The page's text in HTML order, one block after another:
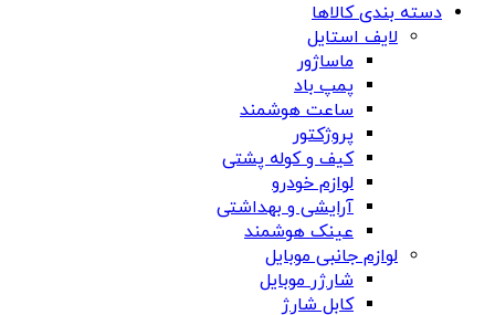
دسته بندی کالاها
لایف استایل
ماساژور
پمپ باد
ساعت هوشمند
پروژکتور
کیف و کوله پشتی
لوازم خودرو
آرایشی و بهداشتی
عینک هوشمند
لوازم جانبی موبایل
شارژر موبایل
کابل شارژ